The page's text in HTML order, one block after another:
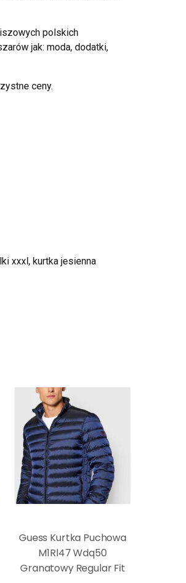
polskich
jak: moda, dodatki,
ceny.
xxxl, kurtka jesienna
Guess Kurtka Puchowa
M1Rl47 Wdq50
Granatowy Regular Fit